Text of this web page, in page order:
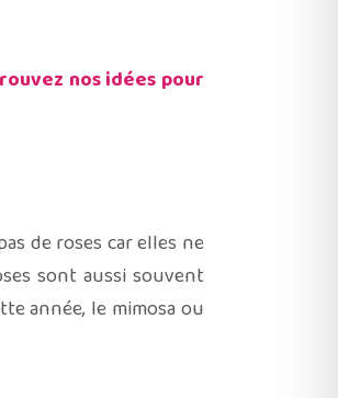
nos idées pour
de roses car elles ne
sont aussi souvent
année, le mimosa ou